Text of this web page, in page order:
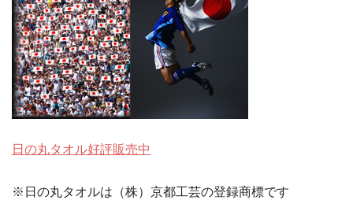
日の丸タオル好評販売中
※日の丸タオルは（株）京都工芸の登録商標です